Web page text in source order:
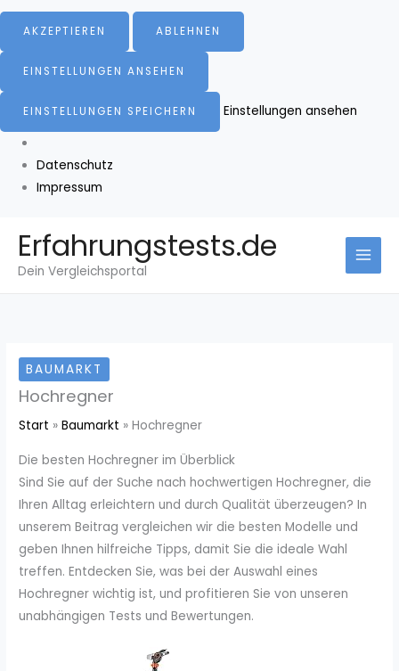
AKZEPTIEREN ABLEHNEN
EINSTELLUNGEN ANSEHEN
EINSTELLUNGEN SPEICHERN Einstellungen ansehen
Datenschutz
Impressum
Inhalt
springen
Erfahrungstests.de
Dein Vergleichsportal
BAUMARKT
Hochregner
Start Baumarkt Hochregner
Die besten Hochregner im Überblick
Sind Sie auf der Suche nach hochwertigen Hochregner, die
Ihren Alltag erleichtern und durch Qualität überzeugen? In
unserem Beitrag vergleichen wir die besten Modelle und
geben Ihnen hilfreiche Tipps, damit Sie die ideale Wahl
treffen. Entdecken Sie, was bei der Auswahl eines
Hochregner wichtig ist, und profitieren Sie von unseren
unabhängigen Tests und Bewertungen.